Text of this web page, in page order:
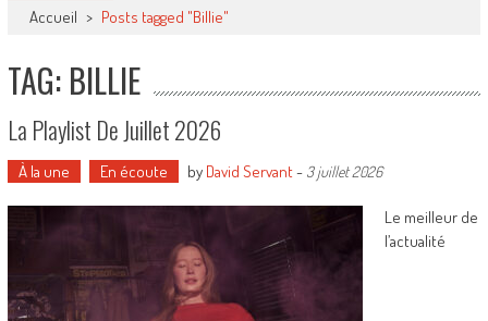
Accueil > Posts tagged "Billie"
TAG: BILLIE
La Playlist De Juillet 2026
À la une En écoute by David Servant- 3 juillet 2026
Le meilleur de
l’actualité